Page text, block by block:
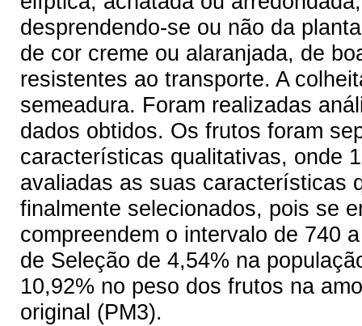
desprendendo-se ou não da
de cor creme ou alaranjada, de
resistentes ao transporte. A
semeadura. Foram realizadas
dados obtidos. Os frutos foram
características qualitativas, onde
avaliadas as suas características
finalmente selecionados, pois se
compreendem o intervalo de 740
de Seleção de 4,54% na
10,92% no peso dos frutos na
original (PM3).